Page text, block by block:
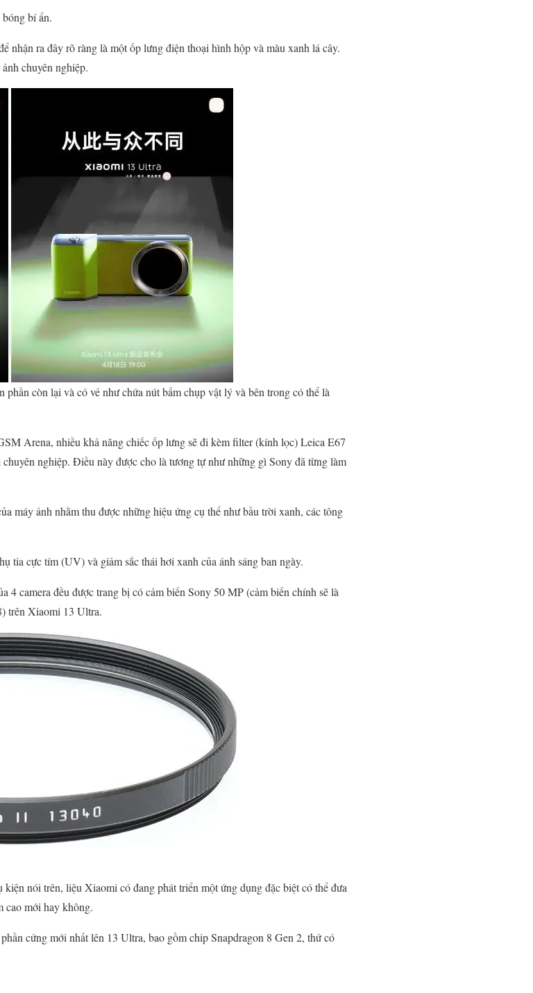
bí ẩn.
nhận ra đây rõ ràng là một ốp lưng điện thoại hình hộp và màu xanh lá cây.
chuyên nghiệp.
còn lại và có vẻ như chứa nút bấm chụp vật lý và bên trong có thể là
Arena, nhiều khả năng chiếc ốp lưng sẽ đi kèm filter (kính lọc) Leica E67
nghiệp. Điều này được cho là tương tự như những gì Sony đã từng làm
máy ảnh nhằm thu được những hiệu ứng cụ thể như bầu trời xanh, các tông
tia cực tím (UV) và giảm sắc thái hơi xanh của ánh sáng ban ngày.
4 camera đều được trang bị có cảm biến Sony 50 MP (cảm biến chính sẽ là
trên Xiaomi 13 Ultra.
nói trên, liệu Xiaomi có đang phát triển một ứng dụng đặc biệt có thể đưa
cao mới hay không.
cứng mới nhất lên 13 Ultra, bao gồm chip Snapdragon 8 Gen 2, thứ có